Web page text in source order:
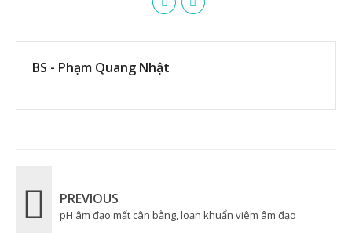
BS - Phạm Quang Nhật
PREVIOUS
pH âm đạo mất cân bằng, loạn khuẩn viêm âm đạo